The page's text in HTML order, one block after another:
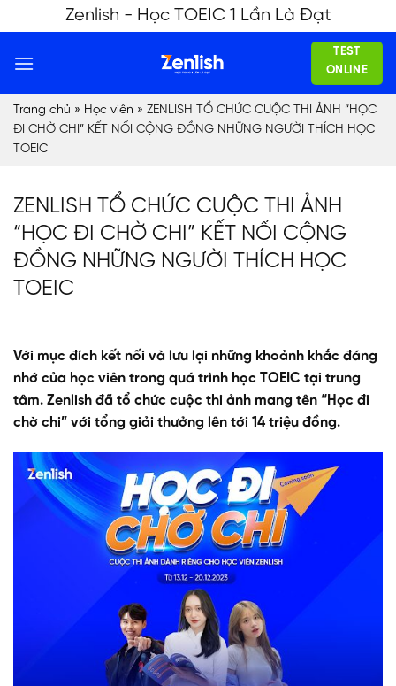
to
content
Zenlish - Học TOEIC 1 Lần Là Đạt
TEST
ONLINE
Trang chủ » Học viên » ZENLISH TỔ CHỨC CUỘC THI ẢNH “HỌC
ĐI CHỜ CHI” KẾT NỐI CỘNG ĐỒNG NHỮNG NGƯỜI THÍCH HỌC
TOEIC
ZENLISH TỔ CHỨC CUỘC THI ẢNH
“HỌC ĐI CHỜ CHI” KẾT NỐI CỘNG
ĐỒNG NHỮNG NGƯỜI THÍCH HỌC
TOEIC
Với mục đích kết nối và lưu lại những khoảnh khắc đáng
nhớ của học viên trong quá trình học TOEIC tại trung
tâm. Zenlish đã tổ chức cuộc thi ảnh mang tên “Học đi
chờ chi” với tổng giải thưởng lên tới 14 triệu đồng.